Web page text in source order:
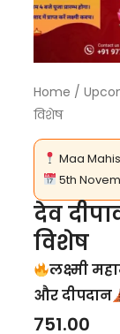
Home /
विशेष
Maa
5th
देव
विशेष
लक्ष्मी
और दीपदान
751.00